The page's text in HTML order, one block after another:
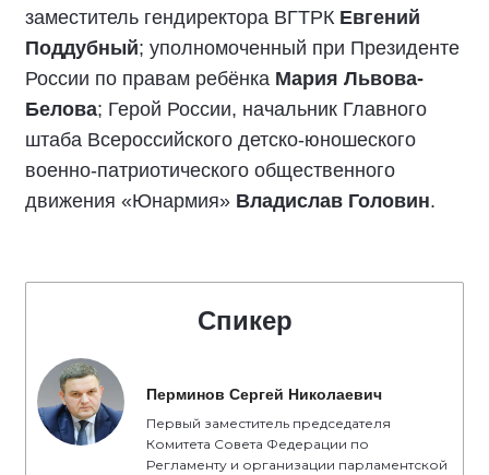
заместитель гендиректора ВГТРК Евгений
Поддубный; уполномоченный при Президенте
России по правам ребёнка Мария Львова-
Белова; Герой России, начальник Главного
штаба Всероссийского детско-юношеского
военно-патриотического общественного
движения «Юнармия» Владислав Головин.
Спикер
Перминов Сергей Николаевич
Первый заместитель председателя
Комитета Совета Федерации по
Регламенту и организации парламентской